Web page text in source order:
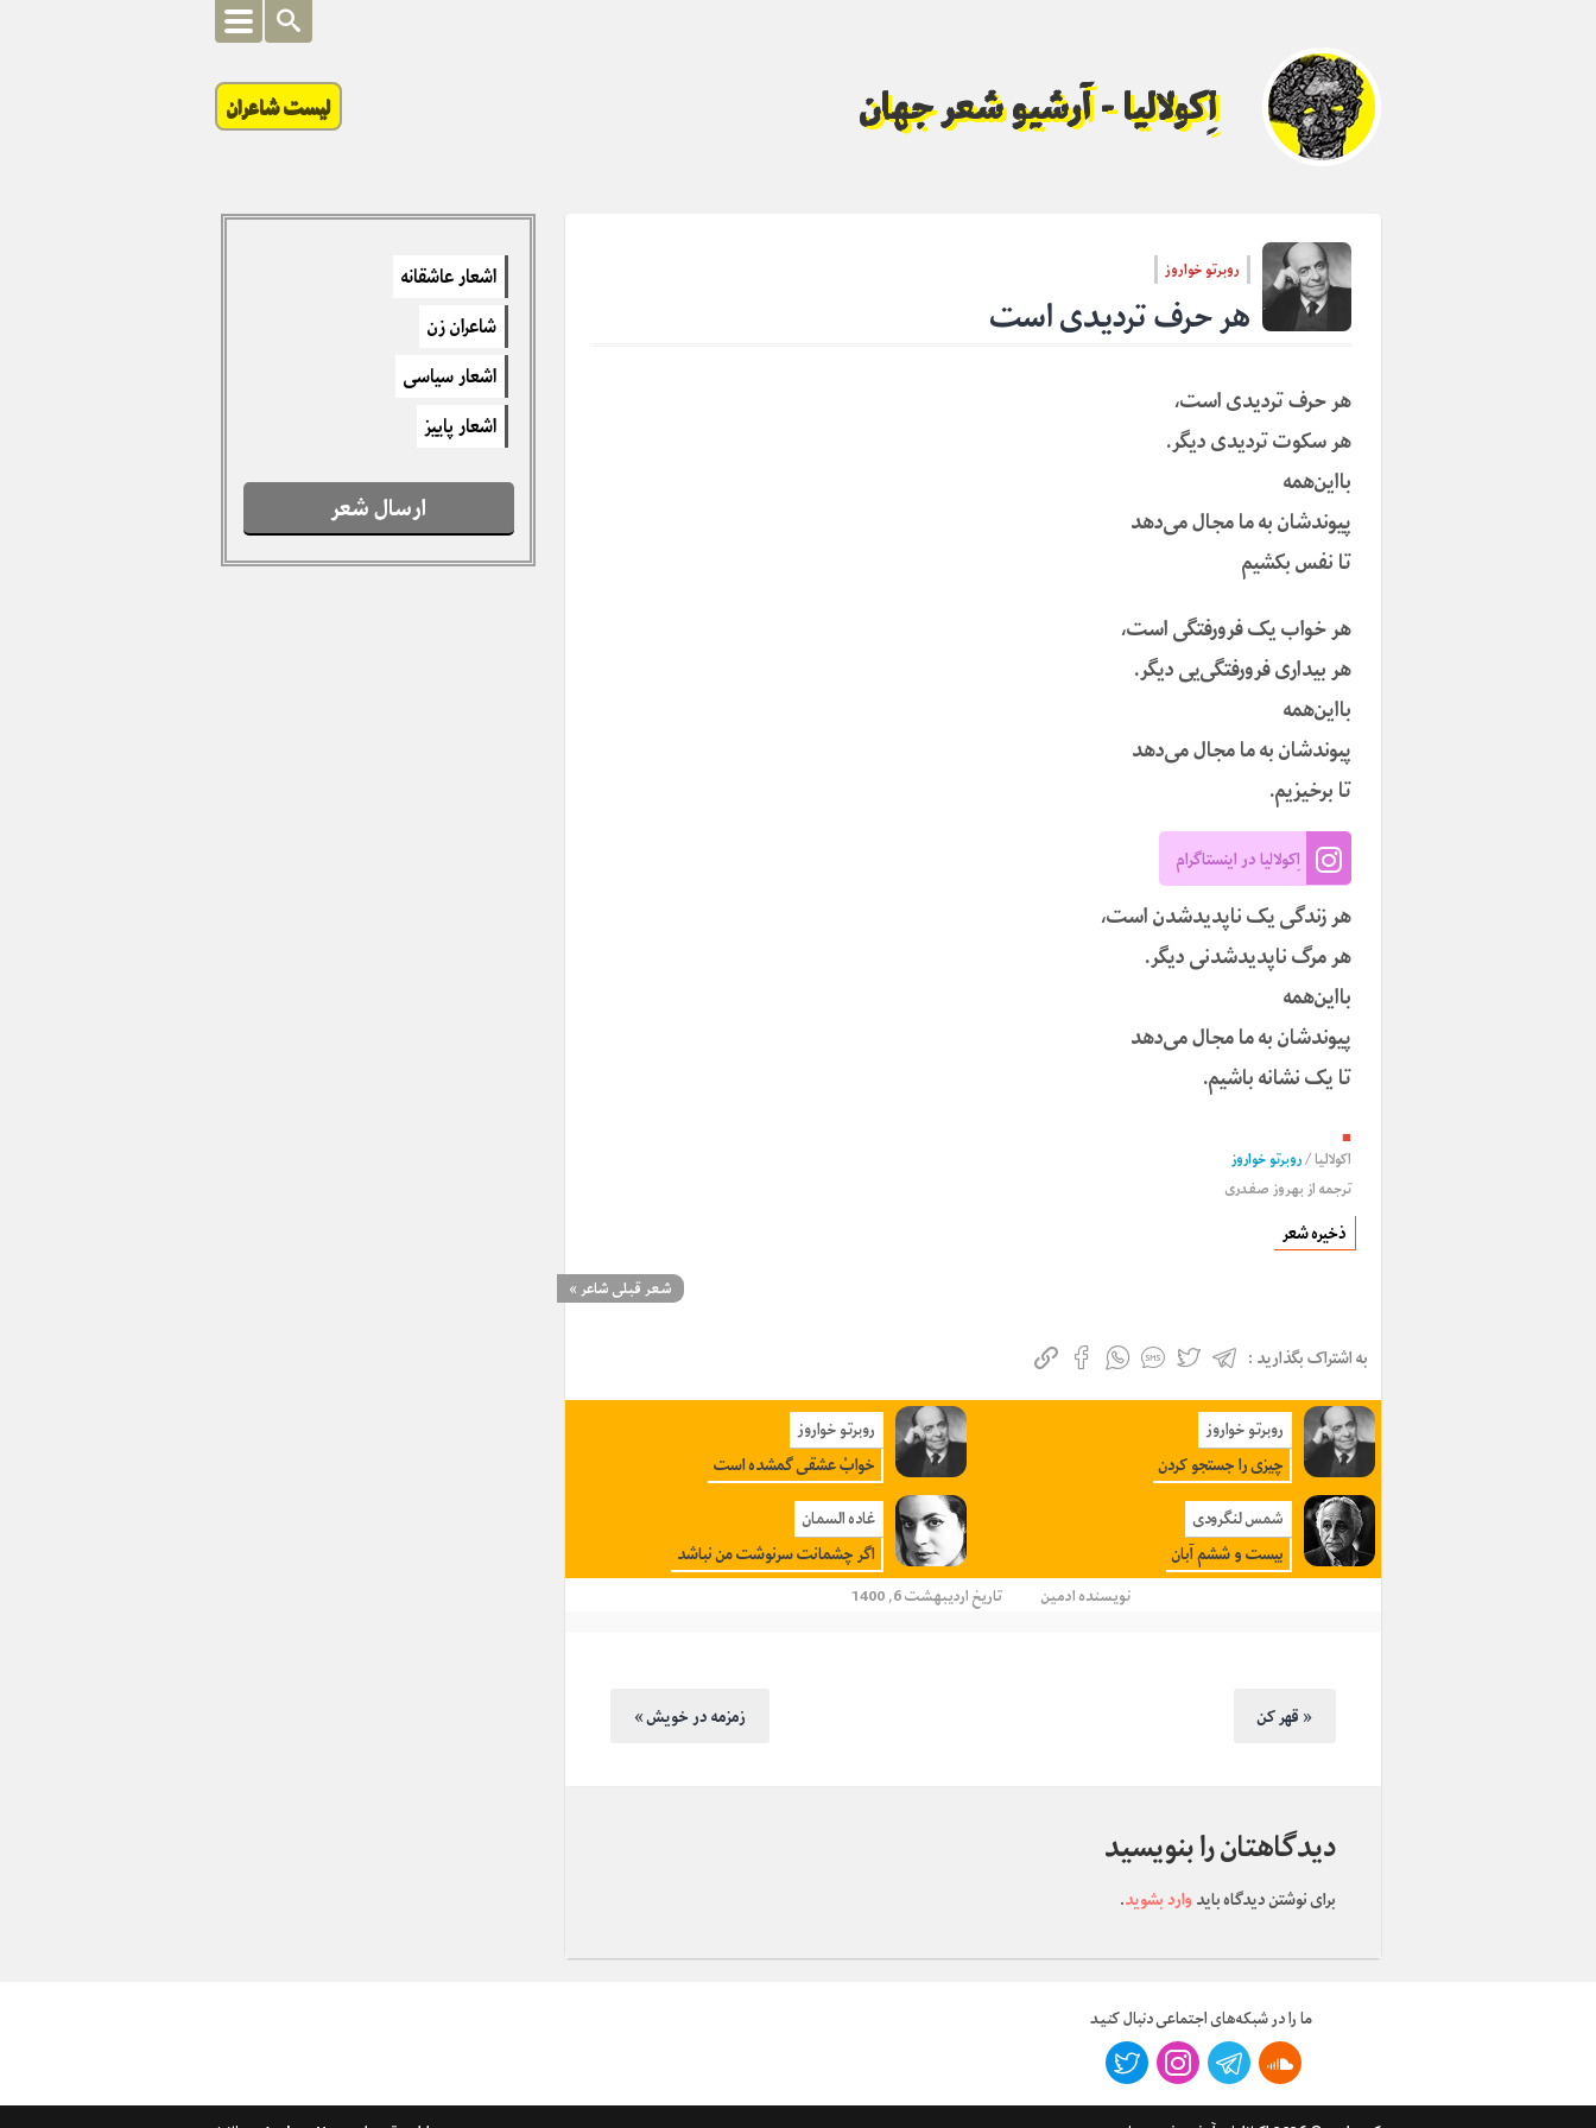
اِکولالیا - آرشیو شعر جهان لیست شاعران
روبرتو خواروز
هر حرف تردیدی است
هر حرف تردیدی است،
هر سکوت تردیدی دیگر.
بااین‌همه
پیوند‌شان به ما مجال می‌دهد
تا نفس بکشیم
هر خواب یک فرورفتگی است،
هر بیداری فرورفتگی‌یی دیگر.
بااین‌همه
پبوندشان به ما مجال می‌دهد
تا برخیزیم.
اِکولالیا در اینستاگرام
هر زندگی یک ناپدیدشدن است،
هر مرگ ناپدیدشدنی دیگر.
بااین‌همه
پیوندشان به ما مجال می‌دهد
تا یک نشانه باشیم.
■
اکولالیا/روبرتو خواروز
ترجمه ازبهروز صفدری
ذخیره شعر
شعر قبلی شاعر»
به اشتراک بگذارید :
روبرتو خواروز
چیزی را جستجو کردن
روبرتو خواروز
خوابْ عشقی گمشده است
شمس لنگرودی
بیست و ششم آبان
غاده السمان
اگر چشمانت سرنوشت من نباشد
نویسندهادمین تاریخ اردیبهشت 6, 1400
قهر کن » « زمزمه در خویش
دیدگاهتان را بنویسید
برای نوشتن دیدگاه بایدوارد بشوید.
اشعار عاشقانه
شاعران زن
اشعار سیاسی
اشعار پاییز
ارسال شعر
ما را در شبکه‌های اجتماعی دنبال کنید